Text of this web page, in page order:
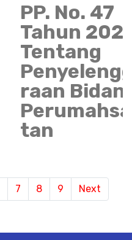
PP. No. 47
Tahun
Tentang
raan
tan
7 8 9 Next